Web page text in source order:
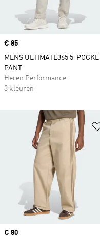
Price
€ 85
MENS ULTIMATE365 5-POCKET
PANT
Heren Performance
3 kleuren
Price
€ 80